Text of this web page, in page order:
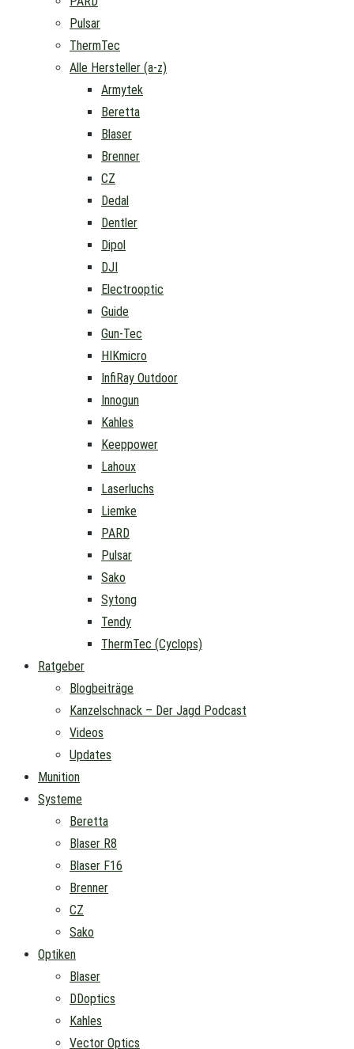
Pulsar
ThermTec
Alle Hersteller (a-z)
Armytek
Beretta
Blaser
Brenner
CZ
Dedal
Dentler
Dipol
DJI
Electrooptic
Guide
Gun-Tec
HIKmicro
InfiRay Outdoor
Innogun
Kahles
Keeppower
Lahoux
Laserluchs
Liemke
PARD
Pulsar
Sako
Sytong
Tendy
ThermTec (Cyclops)
Ratgeber
Blogbeiträge
Kanzelschnack – Der Jagd Podcast
Videos
Updates
Munition
Systeme
Beretta
Blaser R8
Blaser F16
Brenner
CZ
Sako
Optiken
Blaser
DDoptics
Kahles
Vector Optics